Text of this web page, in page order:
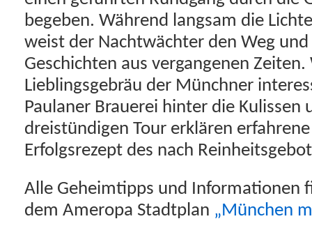
begeben. Während langsam die
weist der Nachtwächter den Weg
Geschichten aus vergangenen
Lieblingsgebräu der Münchner
Paulaner Brauerei hinter die Kulissen
dreistündigen Tour erklären
Erfolgsrezept des nach
Alle Geheimtipps und Informationen
dem Ameropa Stadtplan „München